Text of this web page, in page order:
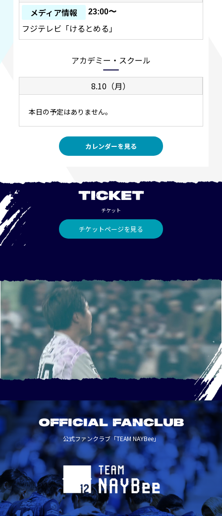
メディア情報
23:00〜
フジテレビ「けるとめる」
アカデミー・スクール
8.10（月）
本日の予定はありません。
カレンダーを見る
TICKET
チケット
チケットページを見る
OFFICIAL FANCLUB
公式ファンクラブ「TEAM NAYBee」